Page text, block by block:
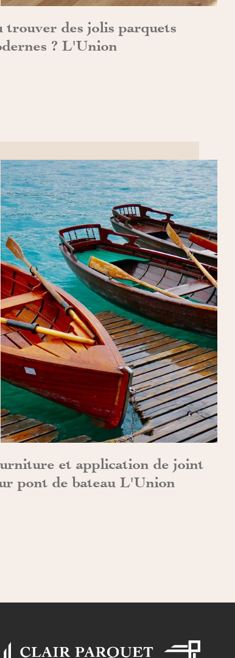
trouver des jolis parquets
? L'Union
et application de joint
pont de bateau L'Union
DÉCOUVRIR>>